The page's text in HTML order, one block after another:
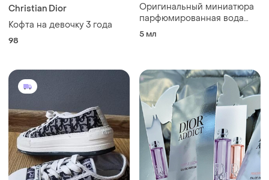
Christian Dior
Кофта на девочку 3 года
98
Оригинальный миниатюра
парфюмированная вода
miss dior eau de parfum
5 мл